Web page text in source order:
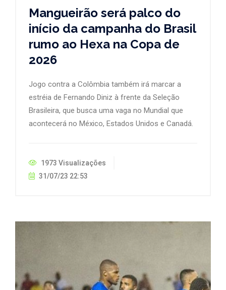
Mangueirão será palco do
início da campanha do Brasil
rumo ao Hexa na Copa de
2026
Jogo contra a Colômbia também irá marcar a
estréia de Fernando Diniz à frente da Seleção
Brasileira, que busca uma vaga no Mundial que
acontecerá no México, Estados Unidos e Canadá.
1973 Visualizações
31/07/23 22:53